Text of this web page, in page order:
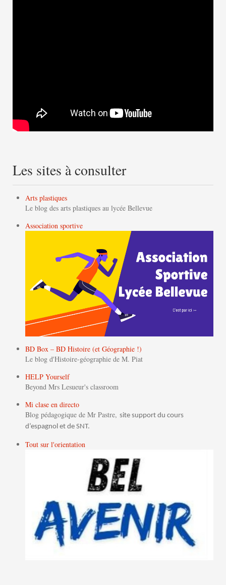
Les sites à consulter
Arts plastiques
Le blog des arts plastiques au lycée Bellevue
Association sportive
BD Box – BD Histoire (et Géographie !)
Le blog d'Histoire-géographie de M. Piat
HELP Yourself
Beyond Mrs Lesueur's classroom
Mi clase en directo
Blog pédagogique de Mr Pastre, site support du cours
d’espagnol et de SNT.
Tout sur l'orientation